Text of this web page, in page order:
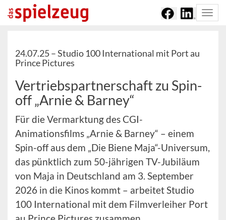
24.07.25 –Studio 100 International mit Port au
Prince Pictures
Vertriebspartnerschaft zu Spin-
off „Arnie & Barney“
Für die Vermarktung des CGI-
Animationsfilms „Arnie & Barney“ – einem
Spin-off aus dem „Die Biene Maja“-Universum,
das pünktlich zum 50-jährigen TV-Jubiläum
von Maja in Deutschland am 3. September
2026 in die Kinos kommt – arbeitet Studio
100 International mit dem Filmverleiher Port